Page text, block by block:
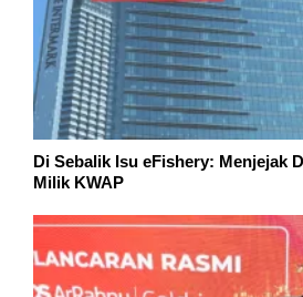
Di Sebalik Isu eFishery: Menjejak
Milik KWAP